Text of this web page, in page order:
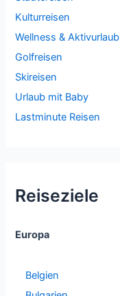
Kulturreisen
Wellness & Aktivurlaub
Golfreisen
Skireisen
Urlaub mit Baby
Lastminute Reisen
Reiseziele
Europa
Belgien